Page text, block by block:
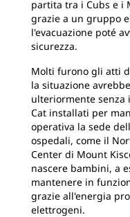
partita tra i Cubs e i
grazie a un gruppo
l'evacuazione poté
sicurezza.
Molti furono gli atti
la situazione
ulteriormente
Cat installati per
operativa la sede
ospedali, come il
Center di Mount
nascere bambini, a
mantenere in
grazie all'energia
elettrogeni.